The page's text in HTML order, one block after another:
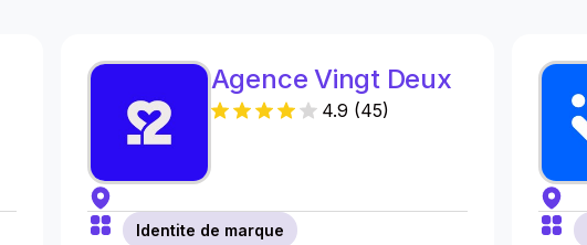
Agence Vingt Deux
4.9 (45)
Identite de marque